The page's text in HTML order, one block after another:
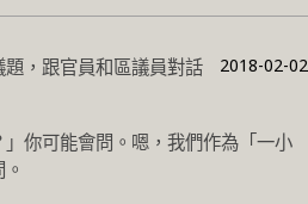
2018-02-02
，跟官員和區議員對話
」你可能會問。嗯，我們作為「一小